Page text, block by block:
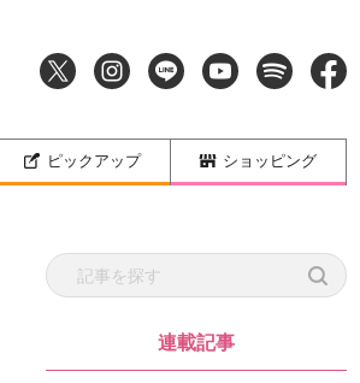
ピックアップ ショッピング
連載記事